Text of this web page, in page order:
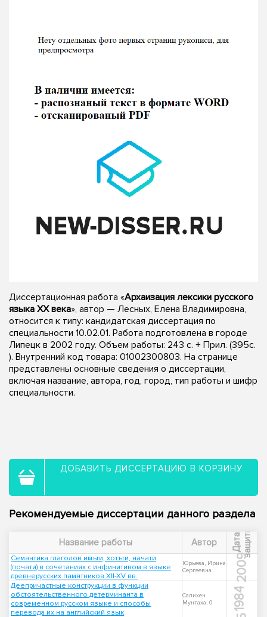
Диссертационная работа «Архаизация лексики русского
языка XX века», автор — Лесных, Елена Владимировна,
относится к типу: кандидатская диссертация по
специальности 10.02.01. Работа подготовлена в городе
Липецк в 2002 году. Объем работы: 243 с. + Прил. (395с.
). Внутренний код товара: 01002300803. На странице
представлены основные сведения о диссертации,
включая название, автора, год, город, тип работы и шифр
специальности.
ДОБАВИТЬ ДИССЕРТАЦИЮ В КОРЗИНУ
Рекомендуемые диссертации данного раздела
Название работы Автор Д
а
т
а
з
а
щ
и
т ы
Семантика глаголов имъти, хотъти, начати
(почати) в сочетаниях с инфинитивом в языке
древнерусских памятников XII-XV вв.
Юрьева, Ирина
Сергеевна
2009
Деепричастные конструкции в функции
обстоятельственного детерминанта в
современном русском языке и способы
перевода их на английский язык
Салихен
Мунтаха, 0
1984